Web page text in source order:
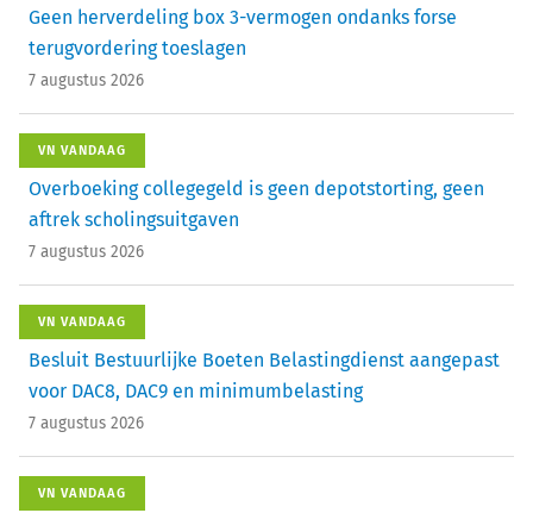
Geen herverdeling box 3-vermogen ondanks forse
terugvordering toeslagen
7 augustus 2026
VN VANDAAG
Overboeking collegegeld is geen depotstorting, geen
aftrek scholingsuitgaven
7 augustus 2026
VN VANDAAG
Besluit Bestuurlijke Boeten Belastingdienst aangepast
voor DAC8, DAC9 en minimumbelasting
7 augustus 2026
VN VANDAAG